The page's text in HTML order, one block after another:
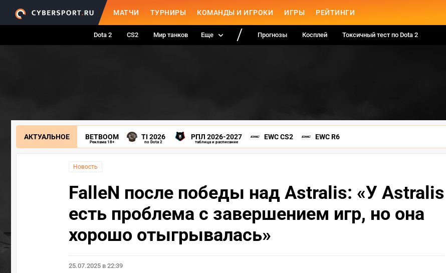
МАТЧИ ТУРНИРЫ КОМАНДЫ И ИГРОКИ ИГРЫ РЕЙТИНГИ
Dota 2 CS2 Мир танков Еще Прогнозы Косплей Токсичный тест по Dota 2
АКТУАЛЬНОЕ BETBOOM
Реклама 18+
TI 2026
по Dota 2
РПЛ 2026-2027
таблица и расписание
EWC CS2 EWC R6
Новость
FalleN после победы над Astralis: «У Astralis
есть проблема с завершением игр, но она
хорошо отыгрывалась»
25.07.2025 в 22:39